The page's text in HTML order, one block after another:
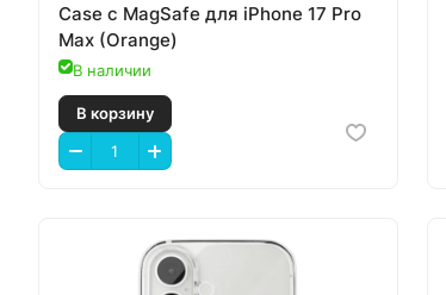
Case с MagSafe для iPhone 17 Pro
Max (Orange)
В наличии